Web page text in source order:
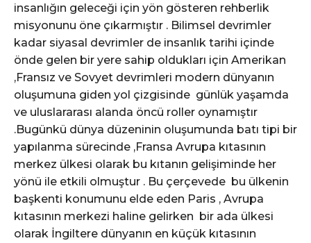
insanlığın geleceği için yön gösteren rehberlik
misyonunu öne çıkarmıştır . Bilimsel devrimler
kadar siyasal devrimler de insanlık tarihi içinde
önde gelen bir yere sahip oldukları için Amerikan
,Fransız ve Sovyet devrimleri modern dünyanın
oluşumuna giden yol çizgisinde günlük yaşamda
ve uluslararası alanda öncü roller oynamıştır
.Bugünkü dünya düzeninin oluşumunda batı tipi bir
yapılanma sürecinde ,Fransa Avrupa kıtasının
merkez ülkesi olarak bu kıtanın gelişiminde her
yönü ile etkili olmuştur . Bu çerçevede bu ülkenin
başkenti konumunu elde eden Paris , Avrupa
kıtasının merkezi haline gelirken bir ada ülkesi
olarak İngiltere dünyanın en küçük kıtasının